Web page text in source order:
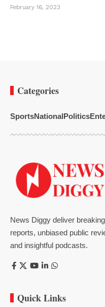
February 16, 2023
Categories
SportsNationalPolitics
News Diggy deliver
reports, unbiased public
and insightful podcasts.
Quick Links